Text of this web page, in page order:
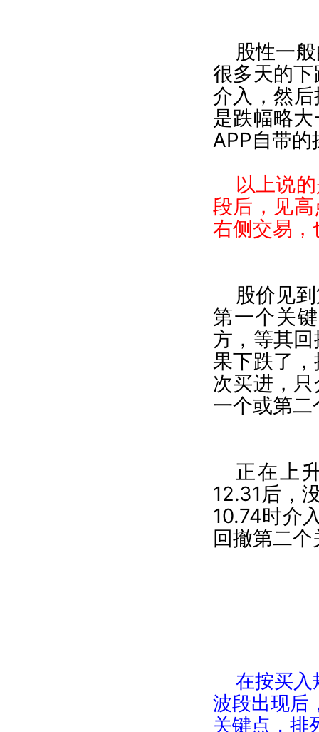
股性一
很多天的
介入，然后
是跌幅略
APP自带的
以上说
段后，见
右侧交易
股价见
第一个关
方，等其
果下跌了，
次买进，
一个或第
正在上
12.31后，
10.74时介
回撤第二
在按买入
波段出现后
关键点，排